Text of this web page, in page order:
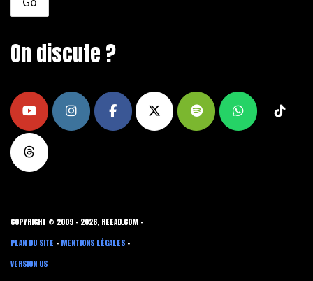
On discute ?
COPYRIGHT © 2009 - 2026, REEAD.COM -
PLAN DU SITE - MENTIONS LÉGALES -
VERSION US